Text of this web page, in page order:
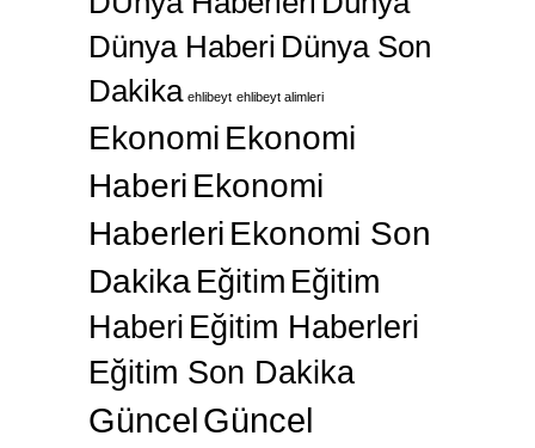
Dünya Haberi Dünya Son
Dakika ehlibeyt ehlibeyt alimleri
Ekonomi Ekonomi
Haberi Ekonomi
Haberleri Ekonomi Son
Dakika Eğitim Eğitim
Haberi Eğitim Haberleri
Eğitim Son Dakika
GüncelGüncel